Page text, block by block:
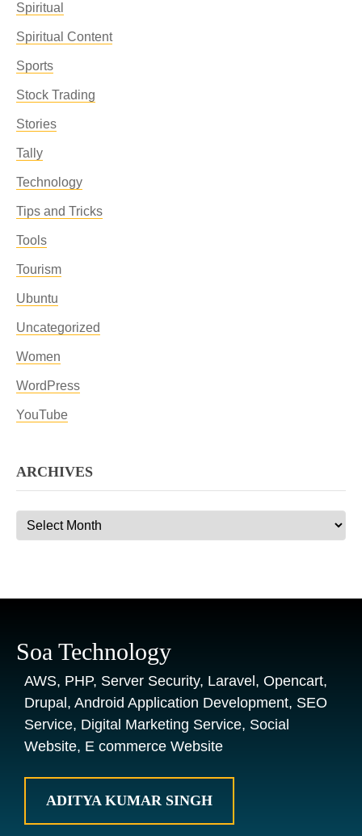
Spiritual
Spiritual Content
Sports
Stock Trading
Stories
Tally
Technology
Tips and Tricks
Tools
Tourism
Ubuntu
Uncategorized
Women
WordPress
YouTube
ARCHIVES
Archives
Soa Technology
AWS, PHP, Server Security, Laravel, Opencart,
Drupal, Android Application Development, SEO
Service, Digital Marketing Service, Social
Website, E commerce Website
ADITYA KUMAR SINGH